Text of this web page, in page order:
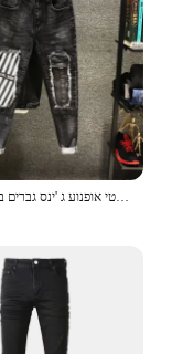
מכנסי קאובוי גבר מכנסיים מרופדים מרופדים אלסטי אופנוע ג 'ינס גברים באיכות גבוהה kpop נשטף מגמה 2024 רך